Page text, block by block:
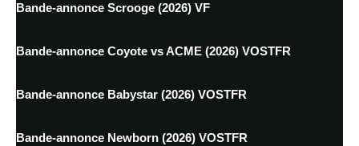
Bande-annonce Scrooge (2026) VF
Bande-annonce Coyote vs ACME (2026) VOSTFR
Bande-annonce Babystar (2026) VOSTFR
Bande-annonce Newborn (2026) VOSTFR